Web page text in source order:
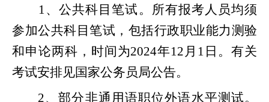
1、公共科目笔试。所有报考人员均须
参加公共科目笔试，包括行政职业能力测验
和申论两科，时间为2024年12 月 1 日 。有关
考试安排见国家公务员局公告。
2、部分非通用语职位外语水平测试。